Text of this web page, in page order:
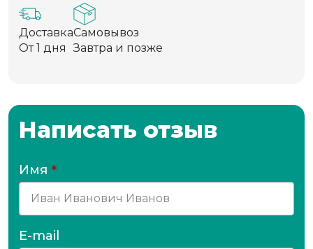
Доставка
От 1 дня
Самовывоз
Завтра и позже
Написать отзыв
Имя *
E-mail